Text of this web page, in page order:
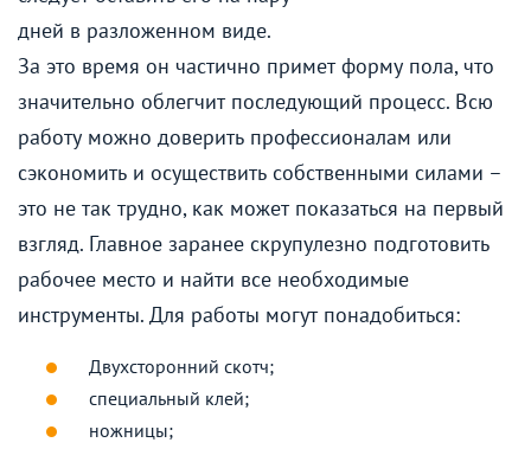
дней в разложенном виде.
За это время он частично примет форму пола, что
значительно облегчит последующий процесс. Всю
работу можно доверить профессионалам или
сэкономить и осуществить собственными силами –
это не так трудно, как может показаться на первый
взгляд. Главное заранее скрупулезно подготовить
рабочее место и найти все необходимые
инструменты. Для работы могут понадобиться:
Двухсторонний скотч;
специальный клей;
ножницы;